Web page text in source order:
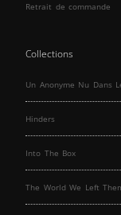
Retrait de commande
Collections
Un Anonyme Nu Dans
Hinders
Into The Box
The World We Left